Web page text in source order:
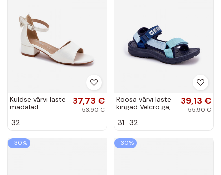
Kuldse värvi laste
madalad
sädelevate
„Ainare"
37,73 €
53,90 €
32
Roosa värvi laste
kingad Velcro´ga,
39,13 €
55,90 €
31 32
−30% −30%